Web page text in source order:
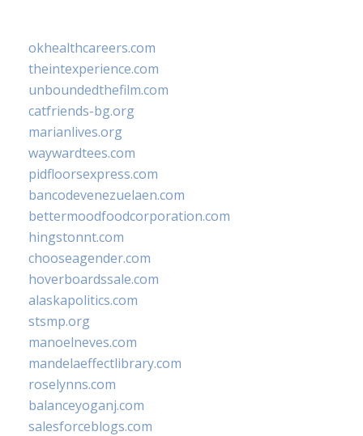
okhealthcareers.com
theintexperience.com
unboundedthefilm.com
catfriends-bg.org
marianlives.org
waywardtees.com
pidfloorsexpress.com
bancodevenezuelaen.com
bettermoodfoodcorporation.com
hingstonnt.com
chooseagender.com
hoverboardssale.com
alaskapolitics.com
stsmp.org
manoelneves.com
mandelaeffectlibrary.com
roselynns.com
balanceyoganj.com
salesforceblogs.com